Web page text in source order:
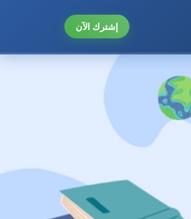
إشترك الآن